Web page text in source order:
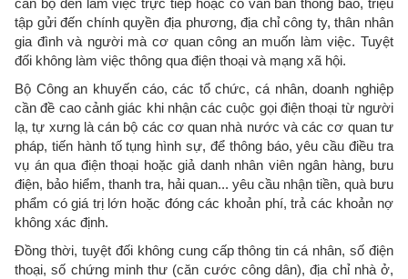
tập gửi đến chính quyền địa phương, địa chỉ công ty, thân nhân
gia đình và người mà cơ quan công an muốn làm việc. Tuyệt
đối không làm việc thông qua điện thoại và mạng xã hội.
Bộ Công an khuyến cáo, các tổ chức, cá nhân, doanh nghiệp
cần đề cao cảnh giác khi nhận các cuộc gọi điện thoại từ người
lạ, tự xưng là cán bộ các cơ quan nhà nước và các cơ quan tư
pháp, tiến hành tố tụng hình sự, để thông báo, yêu cầu điều tra
vụ án qua điện thoại hoặc giả danh nhân viên ngân hàng, bưu
điện, bảo hiểm, thanh tra, hải quan... yêu cầu nhận tiền, quà bưu
phẩm có giá trị lớn hoặc đóng các khoản phí, trả các khoản nợ
không xác định.
Đồng thời, tuyệt đối không cung cấp thông tin cá nhân, số điện
thoại, số chứng minh thư (căn cước công dân), địa chỉ nhà ở,